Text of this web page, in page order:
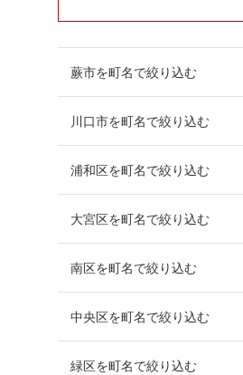
蕨市を町名で絞り込む
川口市を町名で絞り込む
浦和区を町名で絞り込む
大宮区を町名で絞り込む
南区を町名で絞り込む
中央区を町名で絞り込む
緑区を町名で絞り込む